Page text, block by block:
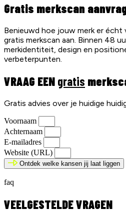
Gratis merkscan
Benieuwd hoe jouw merk er écht
gratis merkscan aan. Binnen 48
merkidentiteit, design en
verbeterpunten.
VRAAG EEN gratis
Gratis advies over je huidige
Voornaam
Achternaam
E-mailadres
Website (URL)
Ontdek welke kansen jij laat liggen
faq
VEELGESTELDE VRAGEN